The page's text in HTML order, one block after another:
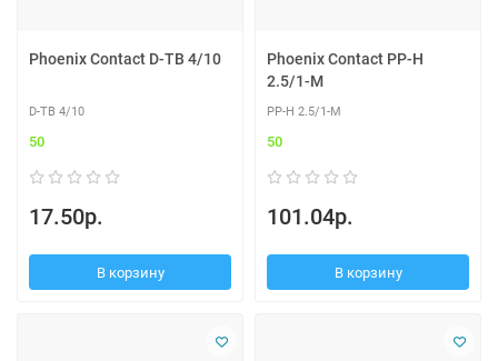
Phoenix Contact D-TB 4/10
D-TB 4/10
50
17.50р.
В корзину
Phoenix Contact PP-H
2.5/1-M
PP-H 2.5/1-M
50
101.04р.
В корзину